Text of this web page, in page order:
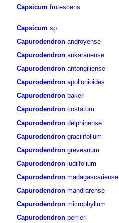
Capsicum frutescens
Capsicum sp.
Capurodendron androyense
Capurodendron ankaranense
Capurodendron antongiliense
Capurodendron apollonioides
Capurodendron bakeri
Capurodendron costatum
Capurodendron delphinense
Capurodendron gracilifolium
Capurodendron greveanum
Capurodendron ludiifolium
Capurodendron madagascariense
Capurodendron mandrarense
Capurodendron microphyllum
Capurodendron perrieri